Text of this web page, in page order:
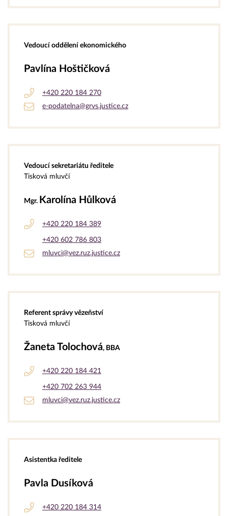
Vedoucí oddělení ekonomického
Pavlína Hoštičková
+420 220 184 270
e-podatelna@grvs.justice.cz
Vedoucí sekretariátu ředitele
Tisková mluvčí
Mgr. Karolína Hůlková
+420 220 184 389
+420 602 786 803
mluvci@vez.ruz.justice.cz
Referent správy vězeňství
Tisková mluvčí
Žaneta Tolochová, BBA
+420 220 184 421
+420 702 263 944
mluvci@vez.ruz.justice.cz
Asistentka ředitele
Pavla Dusíková
+420 220 184 314